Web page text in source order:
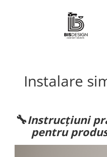
Baterii Pentru Baie
Instalare
🔧Instrucțiuni
pentru